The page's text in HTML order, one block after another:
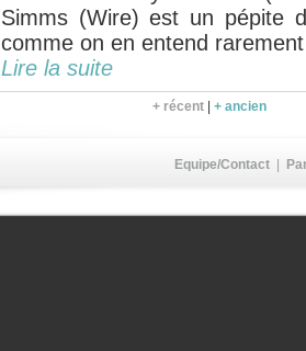
Simms (Wire) est un pépite
comme on en entend
Lire la suite
+ récent + ancien
Equipe/Contact